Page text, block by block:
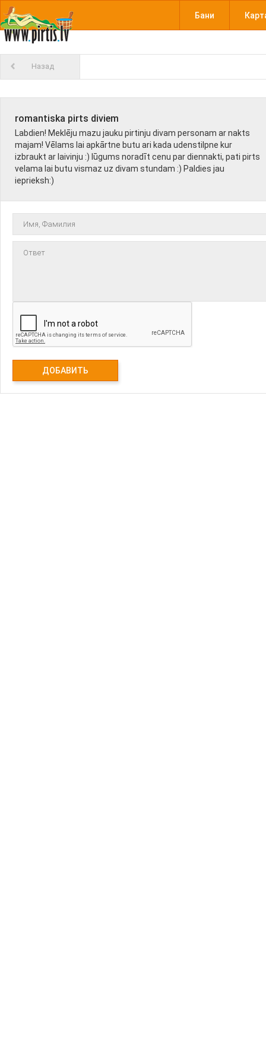
Бани
Назад
romantiska pirts diviem
Labdien! Meklēju mazu jauku pirtinju divam personam ar nakts
majam! Vēlams lai apkārtne butu ari kada udenstilpne kur
izbraukt ar laivinju :) lūgums noradīt cenu par diennakti, pati pirts
velama lai butu vismaz uz divam stundam :) Paldies jau
ieprieksh:)